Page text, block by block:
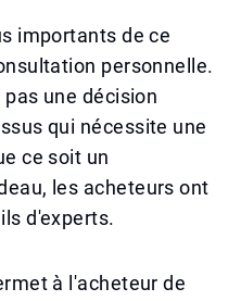
importants de ce
personnelle.
une décision
qui nécessite une
ce soit un
les acheteurs ont
d'experts.
à l'acheteur de